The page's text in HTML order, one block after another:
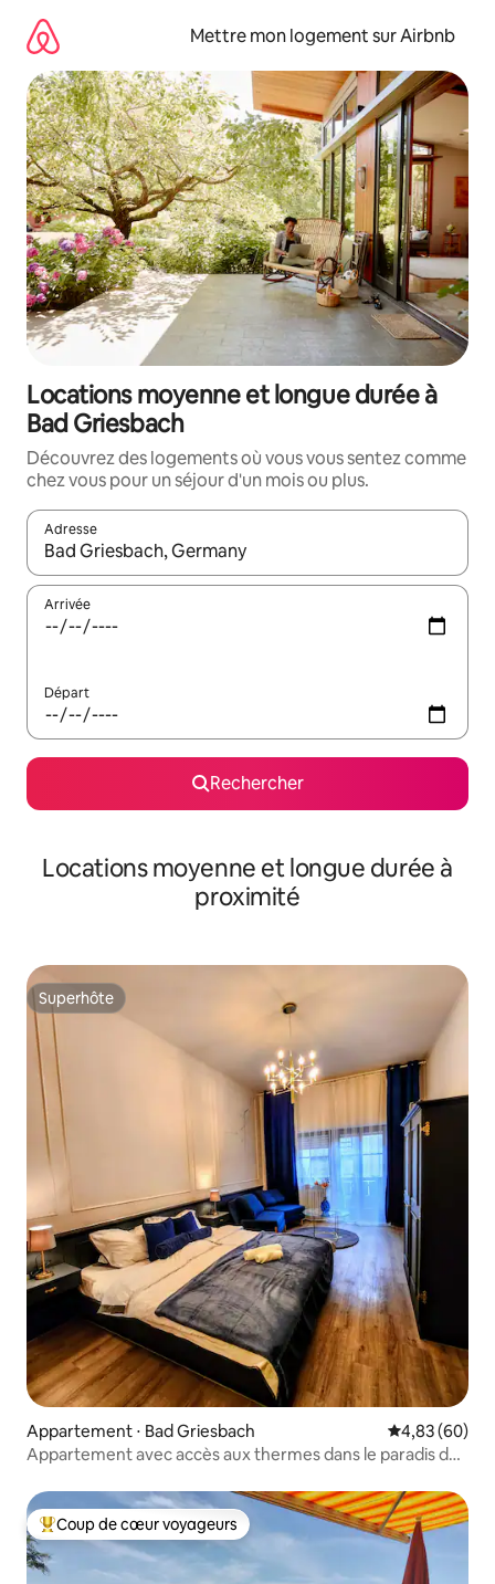
directement
contenu
Mettre mon logement sur Airbnb
Locations moyenne et longue durée à
Bad Griesbach
Découvrez des logements où vous vous sentez comme
chez vous pour un séjour d'un mois ou plus.
Adresse
Lorsque les résultats s'affichent, utilisez les flèches vers le
Arrivée
Départ
Rechercher
Locations moyenne et longue durée à
proximité
Superhôte
Superhôte
Appartement ⋅ Bad Griesbach Évaluation
4,83 (60)
Appartement avec accès aux thermes dans le paradis du
Coups de cœur voyageurs les plus appréciés
Coup de cœur voyageurs